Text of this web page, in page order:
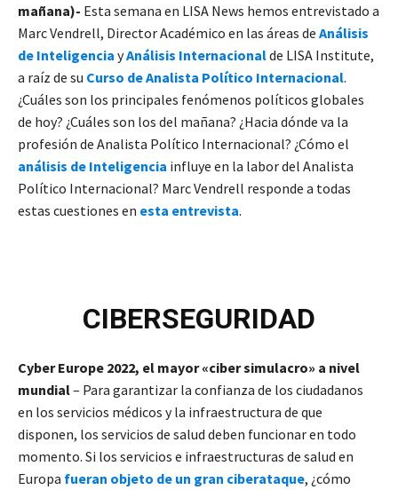
mañana)- Esta semana en LISA News hemos entrevistado a
Marc Vendrell, Director Académico en las áreas de Análisis
de Inteligencia yAnálisis Internacionalde LISA Institute,
a raíz de su Curso de Analista Político Internacional.
¿Cuáles son los principales fenómenos políticos globales
de hoy? ¿Cuáles son los del mañana? ¿Hacia dónde va la
profesión de Analista Político Internacional? ¿Cómo el
análisis de Inteligencia influye en la labor del Analista
Político Internacional? Marc Vendrell responde a todas
estas cuestiones en esta entrevista.
CIBERSEGURIDAD
Cyber Europe 2022, el mayor «ciber simulacro» a nivel
mundial– Para garantizar la confianza de los ciudadanos
en los servicios médicos y la infraestructura de que
disponen, los servicios de salud deben funcionar en todo
momento. Si los servicios e infraestructuras de salud en
Europa fueran objeto de un gran ciberataque, ¿cómo